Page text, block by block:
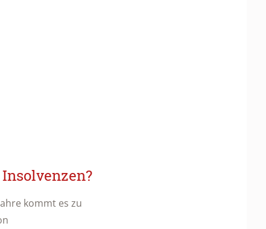
kommt es zu